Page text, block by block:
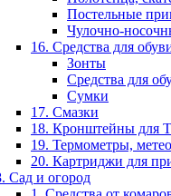
Постельные
Чулочно-
16. Средства для
Зонты
Средства для
Сумки
17. Смазки
18. Кронштейны для
19. Термометры,
20. Картриджи для
Сад и огород